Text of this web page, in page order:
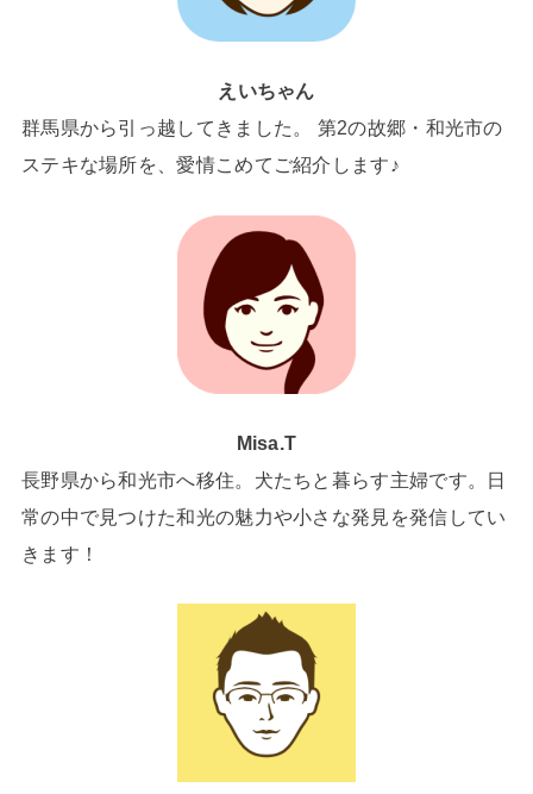
えいちゃん
群馬県から引っ越してきました。 第2の故郷・和光市の
ステキな場所を、愛情こめてご紹介します♪
Misa.T
長野県から和光市へ移住。犬たちと暮らす主婦です。日
常の中で見つけた和光の魅力や小さな発見を発信してい
きます！